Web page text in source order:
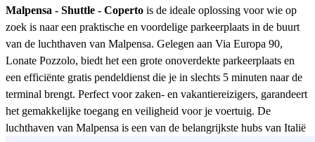
Malpensa - Shuttle - Coperto is de ideale oplossing voor wie op
zoek is naar een praktische en voordelige parkeerplaats in de buurt
van de luchthaven van Malpensa. Gelegen aan Via Europa 90,
Lonate Pozzolo, biedt het een grote onoverdekte parkeerplaats en
een efficiënte gratis pendeldienst die je in slechts 5 minuten naar de
terminal brengt. Perfect voor zaken- en vakantiereizigers, garandeert
het gemakkelijke toegang en veiligheid voor je voertuig. De
luchthaven van Malpensa is een van de belangrijkste hubs van Italië